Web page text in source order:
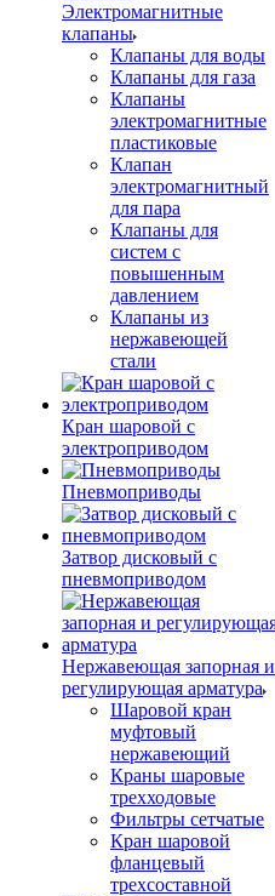
Электромагнитные
клапаны
Клапаны для воды
Клапаны для газа
Клапаны
электромагнитные
пластиковые
Клапан
электромагнитный
для пара
Клапаны для
систем с
повышенным
давлением
Клапаны из
нержавеющей
стали
Кран шаровой с
электроприводом
Пневмоприводы
Затвор дисковый с
пневмоприводом
Нержавеющая запорная и
регулирующая арматура
Шаровой кран
муфтовый
нержавеющий
Краны шаровые
трехходовые
Фильтры сетчатые
Кран шаровой
фланцевый
трехсоставной